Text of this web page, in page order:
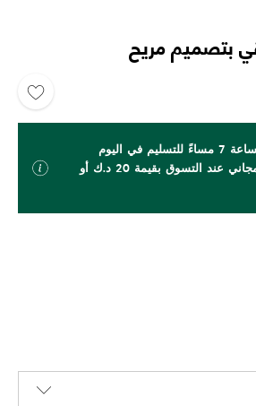
بتصميم مريح
اطلب بحلول الساعة 7 مساءً للتسليم في اليوم
التالي. توصيل مجاني عند التسوق بقيمة 20 د.ك أو